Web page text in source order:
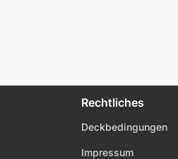
Rechtliches
Deckbedingungen
Impressum